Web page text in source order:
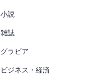
小説
雑誌
グラビア
ビジネス・経済